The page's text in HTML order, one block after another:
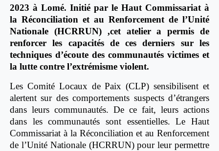
2023 à Lomé. Initié par le Haut Commissariat à
la Réconciliation et au Renforcement de l’Unité
Nationale (HCRRUN) ,cet atelier a permis de
renforcer les capacités de ces derniers sur les
techniques d’écoute des communautés victimes et
la lutte contre l’extrémisme violent.
Les Comité Locaux de Paix (CLP) sensibilisent et
alertent sur des comportements suspects d’étrangers
dans leurs communautés. De ce fait, leurs actions
dans les communautés sont essentielles. Le Haut
Commissariat à la Réconciliation et au Renforcement
de l’Unité Nationale (HCRRUN) pour leur permettre